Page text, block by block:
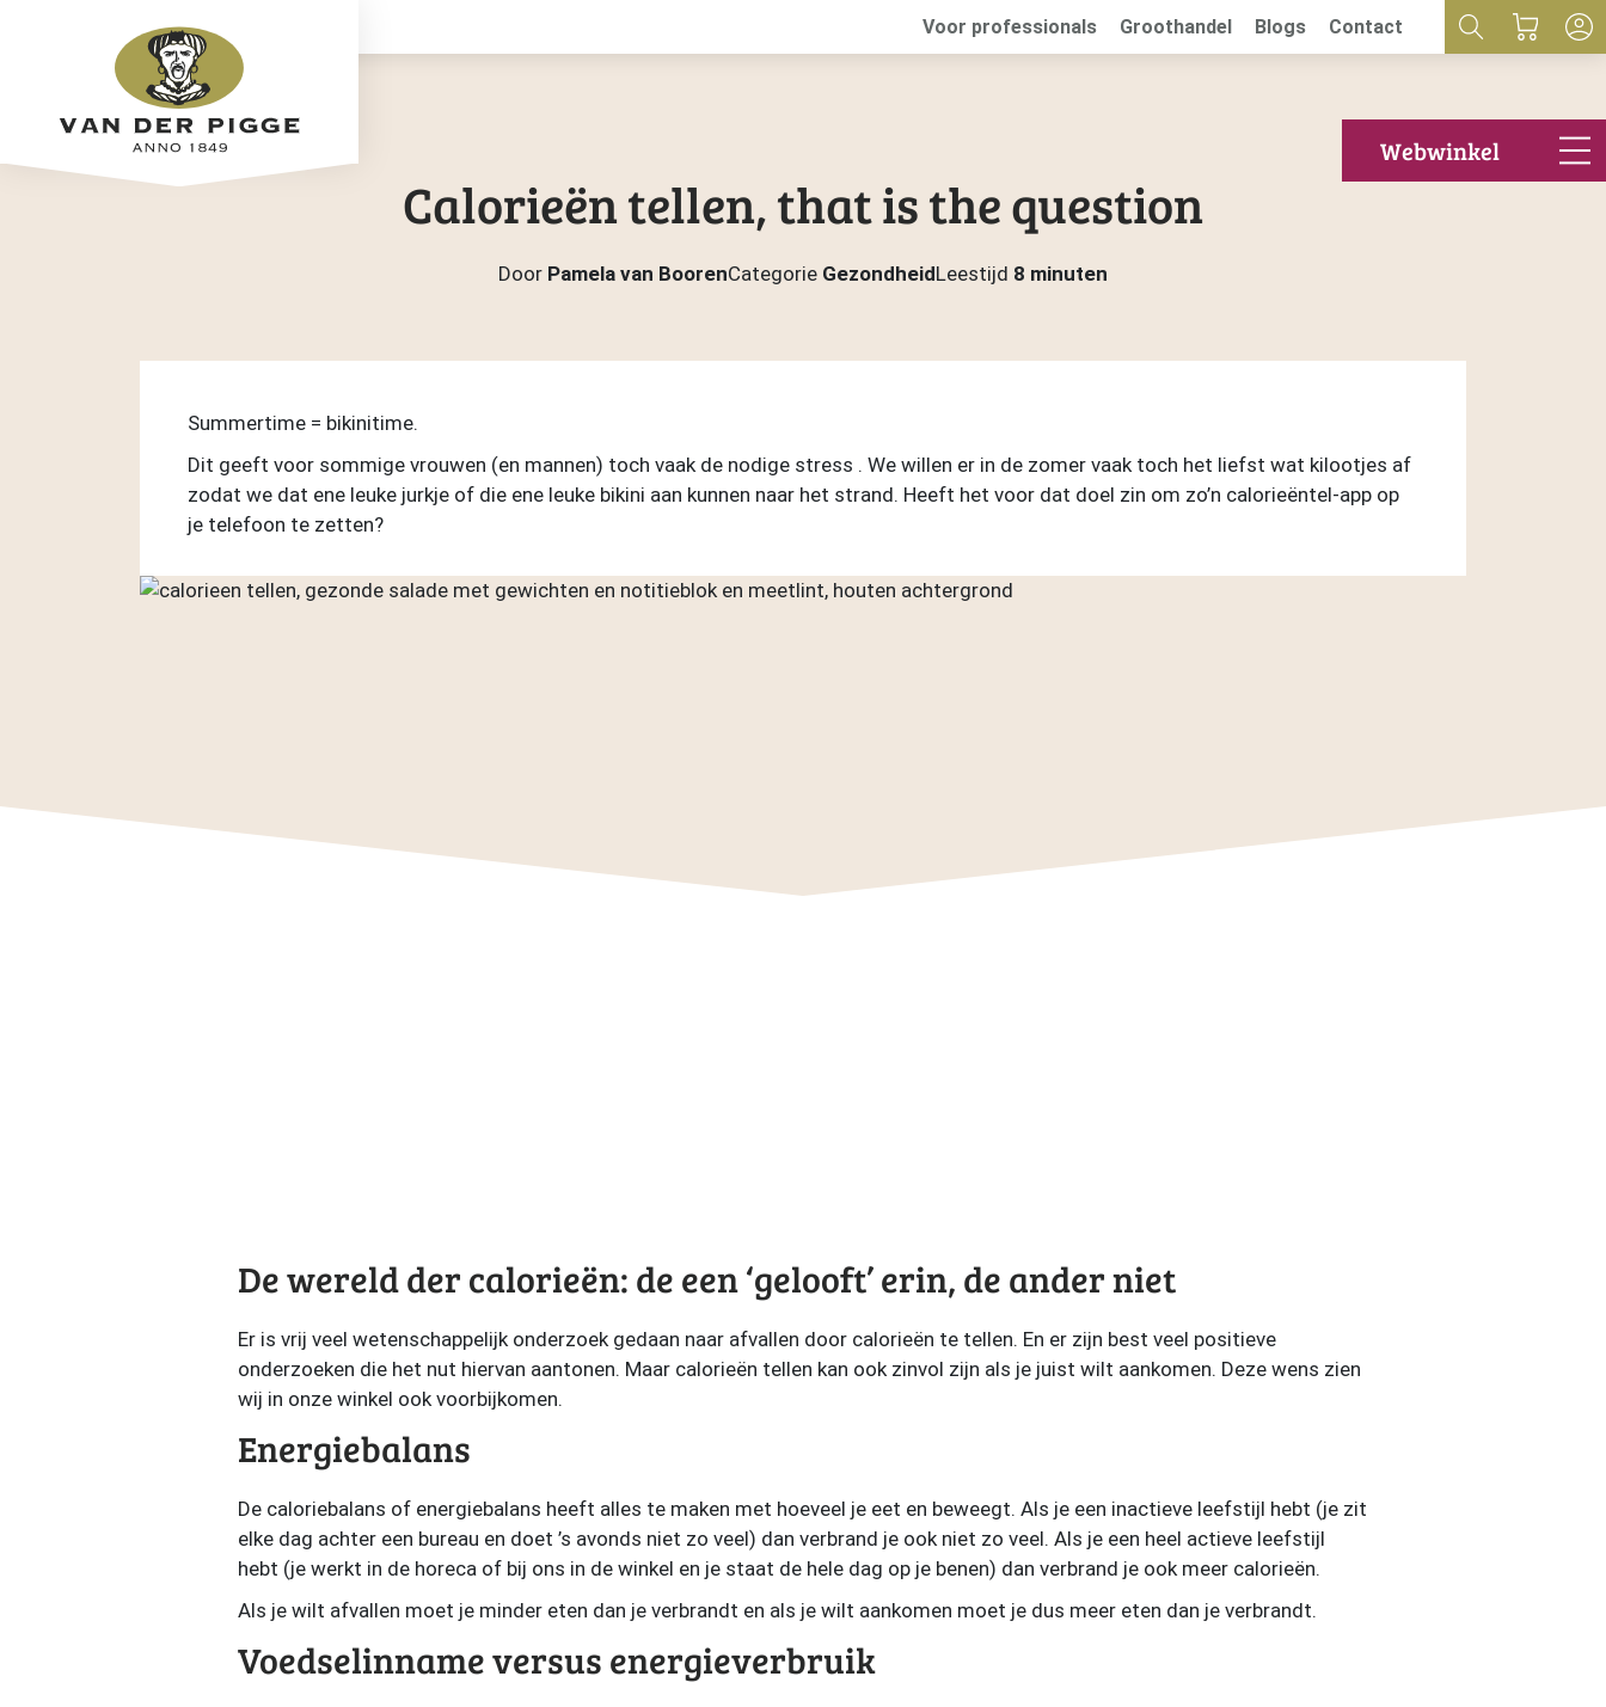
Voor professionals Groothandel Blogs Contact
Webwinkel
Calorieën tellen, that is the question
Door Pamela van BoorenCategorie GezondheidLeestijd 8 minuten
Summertime = bikinitime.
Dit geeft voor sommige vrouwen (en mannen) toch vaak de nodige stress . We willen er in de zomer vaak toch het liefst wat kilootjes af
zodat we dat ene leuke jurkje of die ene leuke bikini aan kunnen naar het strand. Heeft het voor dat doel zin om zo’n calorieëntel-app op
je telefoon te zetten?
De wereld der calorieën: de een ‘gelooft’ erin, de ander niet
Er is vrij veel wetenschappelijk onderzoek gedaan naar afvallen door calorieën te tellen. En er zijn best veel positieve
onderzoeken die het nut hiervan aantonen. Maar calorieën tellen kan ook zinvol zijn als je juist wilt aankomen. Deze wens zien
wij in onze winkel ook voorbijkomen.
Energiebalans
De caloriebalans of energiebalans heeft alles te maken met hoeveel je eet en beweegt. Als je een inactieve leefstijl hebt (je zit
elke dag achter een bureau en doet ’s avonds niet zo veel) dan verbrand je ook niet zo veel. Als je een heel actieve leefstijl
hebt (je werkt in de horeca of bij ons in de winkel en je staat de hele dag op je benen) dan verbrand je ook meer calorieën.
Als je wilt afvallen moet je minder eten dan je verbrandt en als je wilt aankomen moet je dus meer eten dan je verbrandt.
Voedselinname versus energieverbruik